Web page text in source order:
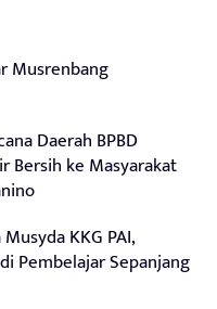
Musrenbang
Daerah BPBD
Bersih ke Masyarakat
KKG PAI,
Pembelajar Sepanjang